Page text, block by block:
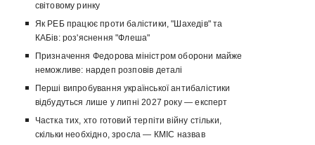
світовому ринку
Як РЕБ працює проти балістики, "Шахедів" та
КАБів: роз'яснення "Флеша"
Призначення Федорова міністром оборони майже
неможливе: нардеп розповів деталі
Перші випробування української антибалістики
відбудуться лише у липні 2027 року — експерт
Частка тих, хто готовий терпіти війну стільки,
скільки необхідно, зросла — КМІС назвав